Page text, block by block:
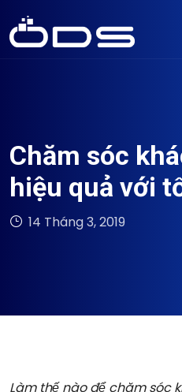
Chăm sóc
hiệu quả với
14 Tháng 3, 2019
Làm thế nào để chăm sóc